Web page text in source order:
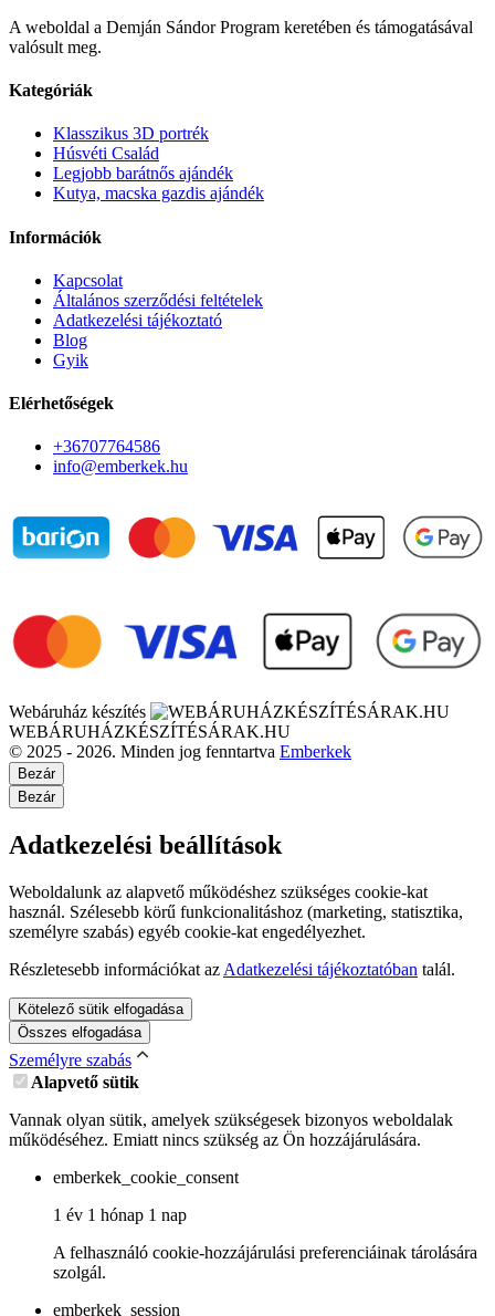
A weboldal a Demján Sándor Program keretében és támogatásával
valósult meg.
Kategóriák
Klasszikus 3D portrék
Húsvéti Család
Legjobb barátnős ajándék
Kutya, macska gazdis ajándék
Információk
Kapcsolat
Általános szerződési feltételek
Adatkezelési tájékoztató
Blog
Gyik
Elérhetőségek
+36707764586
info@emberkek.hu
Webáruház készítés
WEBÁRUHÁZKÉSZÍTÉSÁRAK.HU
© 2025 - 2026. Minden jog fenntartva Emberkek
Bezár
Bezár
Adatkezelési beállítások
Weboldalunk az alapvető működéshez szükséges cookie-kat
használ. Szélesebb körű funkcionalitáshoz (marketing, statisztika,
személyre szabás) egyéb cookie-kat engedélyezhet.
Részletesebb információkat az Adatkezelési tájékoztatóban talál.
Kötelező sütik elfogadása
Összes elfogadása
Személyre szabás
Alapvető sütik
Vannak olyan sütik, amelyek szükségesek bizonyos weboldalak
működéséhez. Emiatt nincs szükség az Ön hozzájárulására.
emberkek_cookie_consent
1 év 1 hónap 1 nap
A felhasználó cookie-hozzájárulási preferenciáinak tárolására
szolgál.
emberkek_session